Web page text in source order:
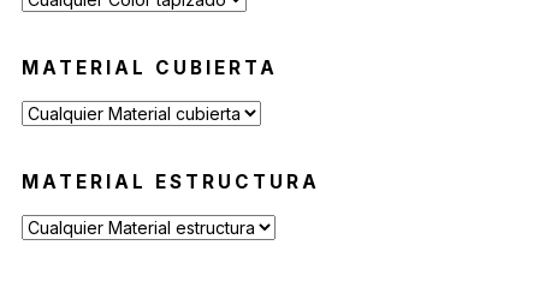
MATERIAL CUBIERTA
MATERIAL ESTRUCTURA